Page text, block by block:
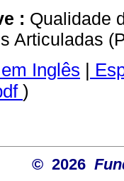
: Qualidade
Articuladas
Inglês |
)
© 2026